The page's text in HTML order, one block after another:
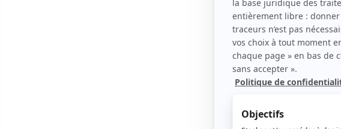
L'heure
District
Les
Unité 9(
Toute la